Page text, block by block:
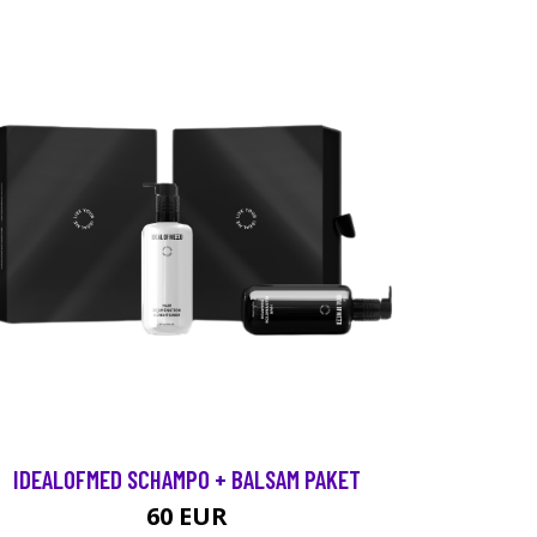
IDEALOFMED SCHAMPO + BALSAM PAKET
60 EUR